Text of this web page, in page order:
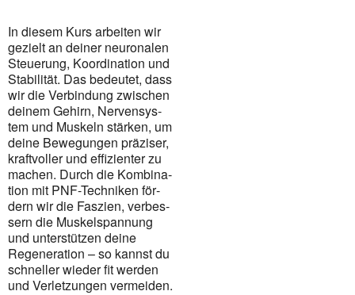
In die­sem Kurs arbei­ten wir
gezielt an dei­ner neu­ro­na­len
Steue­rung, Koor­di­na­ti­on und
Sta­bi­li­tät. Das bedeu­tet, dass
wir die Ver­bin­dung zwi­schen
dei­nem Gehirn, Ner­ven­sys­
tem und Mus­keln stär­ken, um
dei­ne Bewe­gun­gen prä­zi­ser,
kraft­vol­ler und effi­zi­en­ter zu
machen. Durch die Kom­bi­na­
ti­on mit PNF-Tech­ni­ken för­
dern wir die Fas­zi­en, ver­bes­
sern die Mus­kel­span­nung
und unter­stüt­zen dei­ne
Rege­ne­ra­ti­on – so kannst du
schnel­ler wie­der fit wer­den
und Ver­let­zun­gen ver­mei­den.